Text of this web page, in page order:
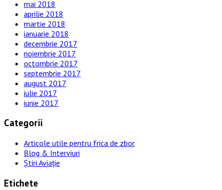
mai 2018
aprilie 2018
martie 2018
ianuarie 2018
decembrie 2017
noiembrie 2017
octombrie 2017
septembrie 2017
august 2017
iulie 2017
iunie 2017
Categorii
Articole utile pentru frica de zbor
Blog & Interviuri
Știri Aviație
Etichete